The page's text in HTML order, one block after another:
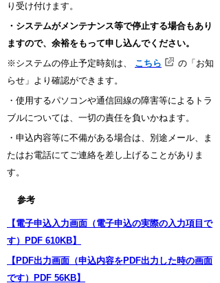
り受け付けます。
・システムがメンテナンス等で停止する場合もあり
ますので、余裕をもって申し込んでください。
※システムの停止予定時刻は、 こちら
の「お知
らせ」より確認ができます。
・使用するパソコンや通信回線の障害等によるトラ
ブルについては、一切の責任を負いかねます。
・申込内容等に不備がある場合は、別途メール、ま
たはお電話にてご連絡を差し上げることがありま
す。
参考
【電子申込入力画面（電子申込の実際の入力項目で
す）PDF 610KB】
【PDF出力画面（申込内容をPDF出力した時の画面
です）PDF 56KB】